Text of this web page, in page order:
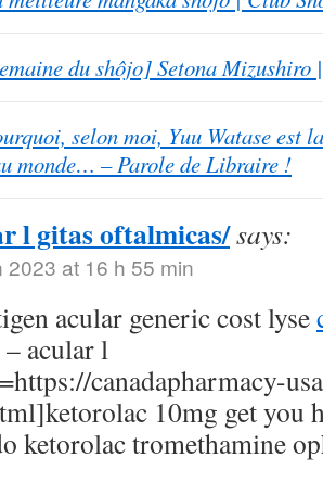
du shôjo] Setona Mizushiro
selon moi, Yuu Watase est
monde… – Parole de Libraire !
l gitas oftalmicas/says:
2023 at 16 h 55 min
acular generic cost lyse
– acular l
canadapharmacy-
10mg get you
ketorolac tromethamine